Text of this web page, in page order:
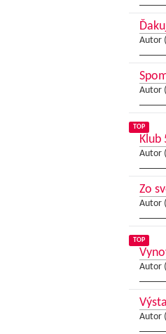
Autor
Autor
TOP
Klub
Autor
Zo
Autor
TOP
Autor
Autor